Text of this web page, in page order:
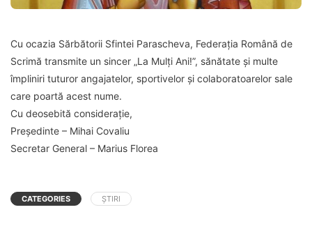
Cu ocazia Sărbătorii Sfintei Parascheva, Federația Română de
Scrimă transmite un sincer „La Mulți Ani!”, sănătate și multe
împliniri tuturor angajatelor, sportivelor și colaboratoarelor sale
care poartă acest nume.
Cu deosebită considerație,
Președinte – Mihai Covaliu
Secretar General – Marius Florea
CATEGORIES ȘTIRI